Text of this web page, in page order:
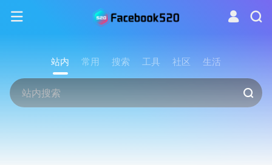
站内 常用 搜索 工具 社区 生活